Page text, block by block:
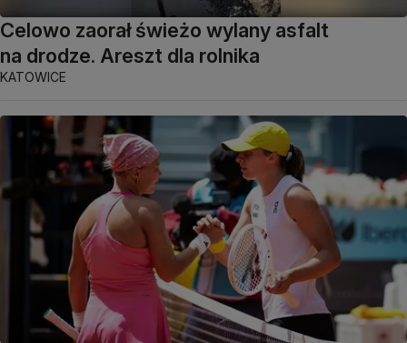
Celowo zaorał świeżo wylany asfalt
na drodze. Areszt dla rolnika
KATOWICE